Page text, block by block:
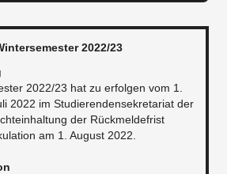
2022/23
2022/23 hat zu erfolgen vom 1.
2022 im Studierendensekretariat der
der Rückmeldefrist
am 1. August 2022.